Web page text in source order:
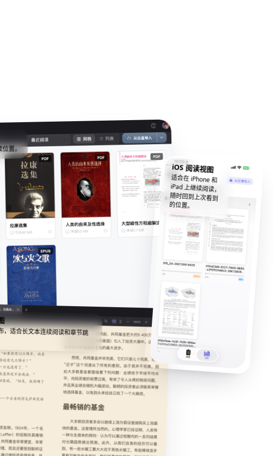
位置。
，适合长文本连续阅读和章节跳
iOS 阅读视图
适合在 iPhone 和
iPad 上继续阅读，
随时回到上次看到
的位置。